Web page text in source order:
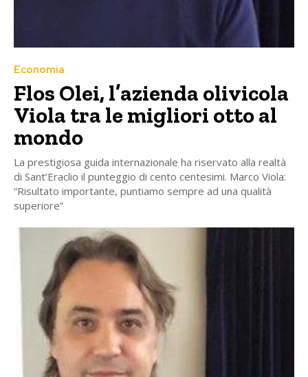
Economia
Flos Olei, l’azienda olivicola
Viola tra le migliori otto al
mondo
La prestigiosa guida internazionale ha riservato alla realtà
di Sant’Eraclio il punteggio di cento centesimi. Marco Viola:
“Risultato importante, puntiamo sempre ad una qualità
superiore”